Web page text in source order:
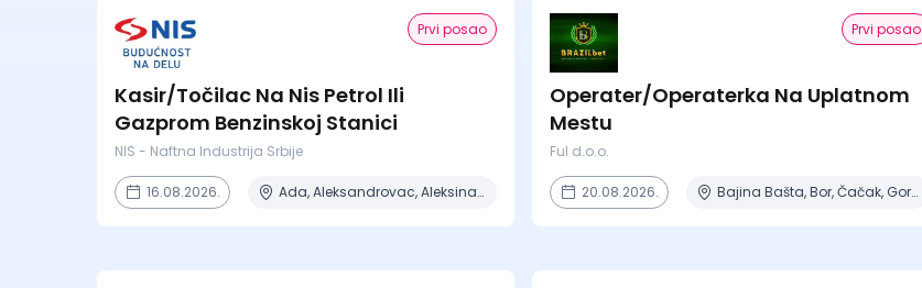
Prvi posao
Kasir/Točilac Na Nis Petrol Ili
Gazprom Benzinskoj Stanici
NIS - Naftna Industrija Srbije
16.08.2026. Ada, Aleksandrovac, Aleksinac, Alibunar, Apatin + 206 mesta
Prvi posao
Operater/Operaterka Na Uplatnom
Mestu
Ful d.o.o.
20.08.2026. Bajina Bašta, Bor, Čačak, Gornji Milanovac, Ivanjica + 8 mesta